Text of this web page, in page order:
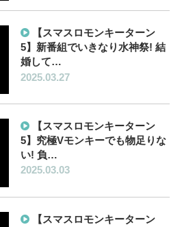
【スマスロモンキーターン
5】新番組でいきなり水神祭! 結
婚して…
2025.03.27
【スマスロモンキーターン
5】究極Vモンキーでも物足りな
い! 負…
2025.03.03
【スマスロモンキーターン